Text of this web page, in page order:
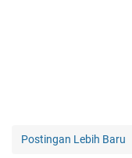
Postingan Lebih Baru